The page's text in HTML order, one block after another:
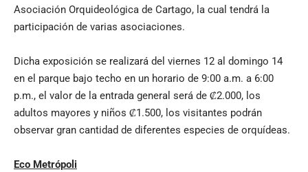
Asociación Orquideológica de Cartago, la cual tendrá la
participación de varias asociaciones.
Dicha exposición se realizará del viernes 12 al domingo 14
en el parque bajo techo en un horario de 9:00 a.m. a 6:00
p.m., el valor de la entrada general será de ₡2.000, los
adultos mayores y niños ₡1.500, los visitantes podrán
observar gran cantidad de diferentes especies de orquídeas.
Eco Metrópoli